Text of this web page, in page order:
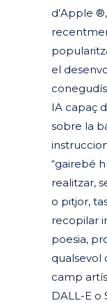
d’Apple
el
IA capaç
sobre la
“gairebé
realitzar,
o pitjor,
recopilar
poesia,
qualsevol
camp
DALL-E o